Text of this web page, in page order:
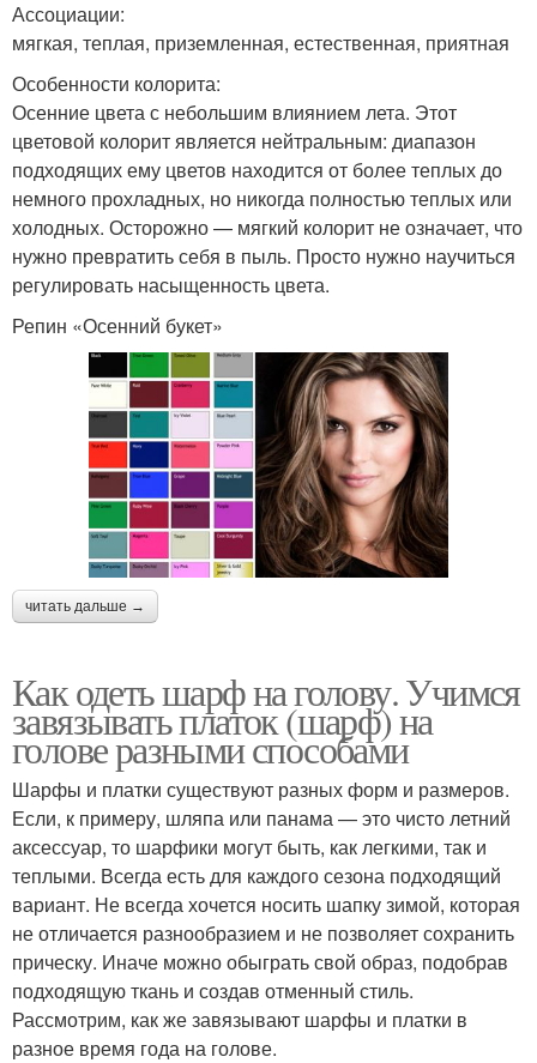
Ассоциации:
мягкая, теплая, приземленная, естественная, приятная
Особенности колорита:
Осенние цвета с небольшим влиянием лета. Этот
цветовой колорит является нейтральным: диапазон
подходящих ему цветов находится от более теплых до
немного прохладных, но никогда полностью теплых или
холодных. Осторожно — мягкий колорит не означает, что
нужно превратить себя в пыль. Просто нужно научиться
регулировать насыщенность цвета.
Репин «Осенний букет»
читать дальше →
Как одеть шарф на голову. Учимся
завязывать платок (шарф) на
голове разными способами
Шарфы и платки существуют разных форм и размеров.
Если, к примеру, шляпа или панама — это чисто летний
аксессуар, то шарфики могут быть, как легкими, так и
теплыми. Всегда есть для каждого сезона подходящий
вариант. Не всегда хочется носить шапку зимой, которая
не отличается разнообразием и не позволяет сохранить
прическу. Иначе можно обыграть свой образ, подобрав
подходящую ткань и создав отменный стиль.
Рассмотрим, как же завязывают шарфы и платки в
разное время года на голове.